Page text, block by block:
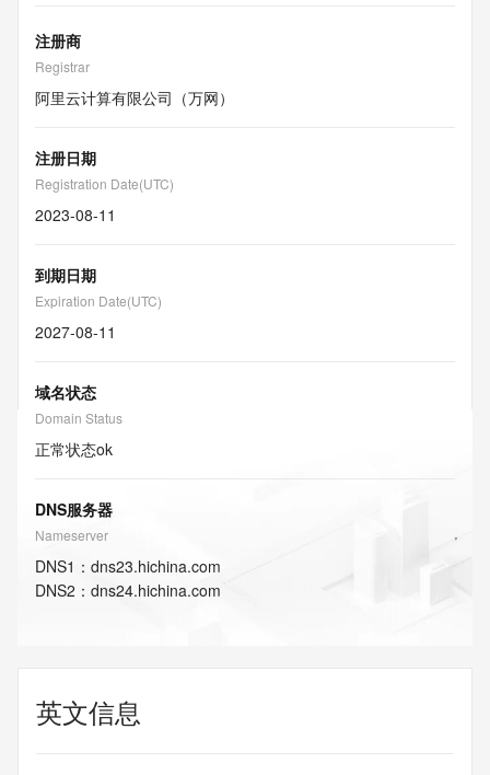
注册商
Registrar
阿里云计算有限公司（万网）
注册日期
Registration Date(UTC)
2023-08-11
到期日期
Expiration Date(UTC)
2027-08-11
域名状态
Domain Status
正常状态ok
DNS服务器
Nameserver
DNS1 ： dns23.hichina.com
DNS2 ： dns24.hichina.com
英文信息